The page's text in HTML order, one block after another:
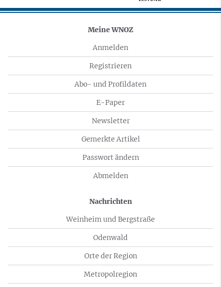
Meine WNOZ
Anmelden
Registrieren
Abo- und Profildaten
E-Paper
Newsletter
Gemerkte Artikel
Passwort ändern
Abmelden
Nachrichten
Weinheim und Bergstraße
Odenwald
Orte der Region
Metropolregion